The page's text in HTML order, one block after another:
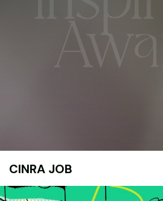
CINRA JOB